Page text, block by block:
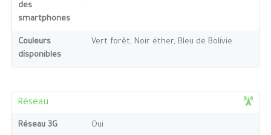
des
smartphones
Couleurs
disponibles
Vert forêt, Noir éther, Bleu de Bolivie
Réseau
Réseau 3G Oui